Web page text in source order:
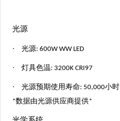
光源
· 光源: 600W WW LED
· 灯具色温: 3200K CRI97
· 光源预期使用寿命: 50,000小时
*数据由光源供应商提供*